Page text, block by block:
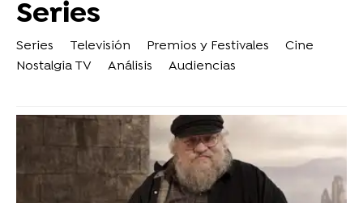
Series
Series Televisión Premios y Festivales
Cine
Nostalgia TV
Análisis Audiencias